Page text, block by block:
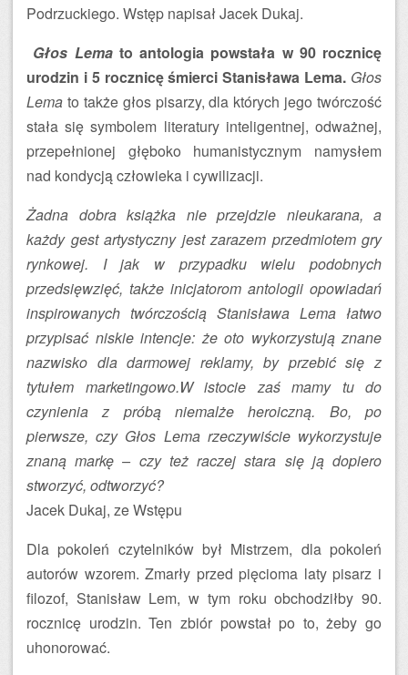
Podrzuckiego. Wstęp napisał Jacek Dukaj.
Głos Lemato antologia powstała w 90 rocznicę
urodzin i 5 rocznicę śmierci Stanisława Lema. Głos
Lema to także głos pisarzy, dla których jego twórczość
stała się symbolem literatury inteligentnej, odważnej,
przepełnionej głęboko humanistycznym namysłem
nad kondycją człowieka i cywilizacji.
Żadna dobra książka nie przejdzie nieukarana, a
każdy gest artystyczny jest zarazem przedmiotem gry
rynkowej. I jak w przypadku wielu podobnych
przedsięwzięć, także inicjatorom antologii opowiadań
inspirowanych twórczością Stanisława Lema łatwo
przypisać niskie intencje: że oto wykorzystują znane
nazwisko dla darmowej reklamy, by przebić się z
tytułem marketingowo.W istocie zaś mamy tu do
czynienia z próbą niemalże heroiczną. Bo, po
pierwsze, czy Głos Lema rzeczywiście wykorzystuje
znaną markę – czy też raczej stara się ją dopiero
stworzyć, odtworzyć?
Jacek Dukaj, ze Wstępu
Dla pokoleń czytelników był Mistrzem, dla pokoleń
autorów wzorem. Zmarły przed pięcioma laty pisarz i
filozof, Stanisław Lem, w tym roku obchodziłby 90.
rocznicę urodzin. Ten zbiór powstał po to, żeby go
uhonorować.